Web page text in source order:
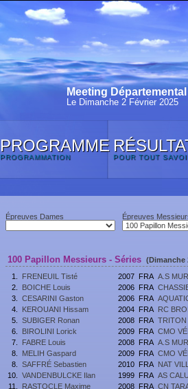
Meeting
Le Dimanche 2 Février 2025
PROGRAMME
PROGRAMMATION POUR TOUT
Épreuves Dames Épreuves
100 Papillon Messieurs - Séries (Dimanche
1.
FRENEUIL Tisté 2007 FRA A.S
2.
BOICHE Louis 2006 FRA
3.
CESARINI Gaston 2006 FRA
4.
KEROUANI Hissam 2004 FRA RC
5.
SUBIGER Ronan 2008 FRA TRITON
6.
BIROLINI Lorick 2009 FRA CMO
7.
FABRE Louis 2008 FRA A.S
8.
MELIH Gaspard 2009 FRA CMO
8.
SAFFRÉ Sebastien 2010 FRA NAT
10.
VANDENBULCKE Ilan 1999 FRA AS
11.
RASTOCLE Maxime 2008 FRA CN